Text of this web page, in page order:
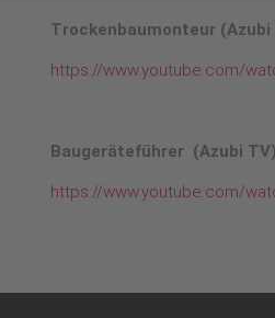
Trockenbaumonteur (Azubi
https://www.youtube.com/
Baugeräteführer (Azubi TV)
https://www.youtube.com/